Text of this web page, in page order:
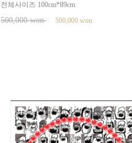
전체사이즈 100cm*89cm
500,000 won 500,000 won